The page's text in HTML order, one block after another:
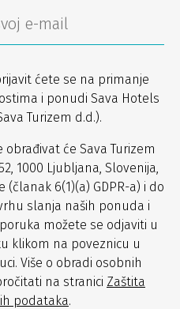
ćete se na primanje
i ponudi Sava Hotels
Turizem d.d.).
će Sava Turizem
1000 Ljubljana, Slovenija,
6(1)(a) GDPR-a) i do
slanja naših ponuda i
možete se odjaviti u
klikom na poveznicu u
Više o obradi osobnih
na stranici Zaštita
podataka.